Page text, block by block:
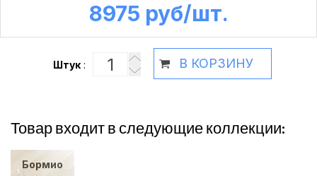
8975 руб /шт.
Штук: В КОРЗИНУ
Товар входит в следующие коллекции:
Бормио